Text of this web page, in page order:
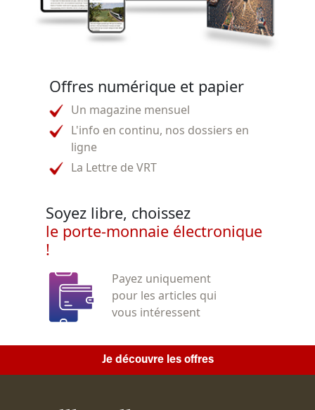
Offres numérique et papier
Un magazine mensuel
L'info en continu, nos dossiers en
ligne
La Lettre de VRT
Soyez libre, choissez
le porte-monnaie électronique
!
Payez uniquement
pour les articles qui
vous intéressent
Je découvre les offres